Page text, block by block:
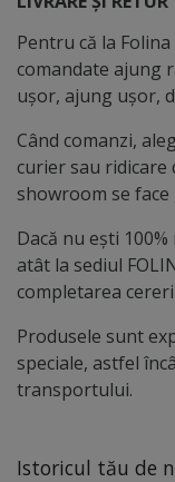
Pentru că la
comandate ajung
ușor, ajung ușor,
Când comanzi,
curier sau ridicare
showroom se
Dacă nu ești
atât la sediul
completarea
Produsele sunt
speciale, astfel
transportului.
Istoricul tău de